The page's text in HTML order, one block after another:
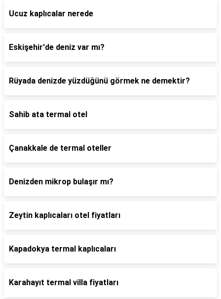
Ucuz kaplıcalar nerede
Eskişehir'de deniz var mı?
Rüyada denizde yüzdüğünü görmek ne demektir?
Sahib ata termal otel
Çanakkale de termal oteller
Denizden mikrop bulaşır mı?
Zeytin kaplıcaları otel fiyatları
Kapadokya termal kaplıcaları
Karahayıt termal villa fiyatları